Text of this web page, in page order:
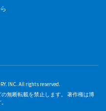
INC. All rights reserved.
無断転載を禁止します。 著作権は博